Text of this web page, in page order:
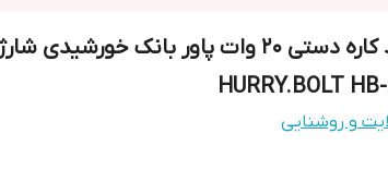
چراغ قوه چند کاره دستی 20 وات پاور بانک
و روشنایی